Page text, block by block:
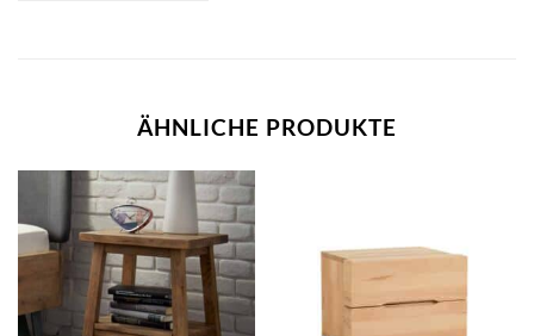
ÄHNLICHE PRODUKTE